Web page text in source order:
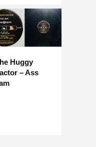
Huggy
– Ass